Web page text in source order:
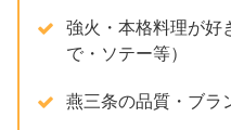
強火・本格料理が好
で・ソテー等）
燕三条の品質・ブラ